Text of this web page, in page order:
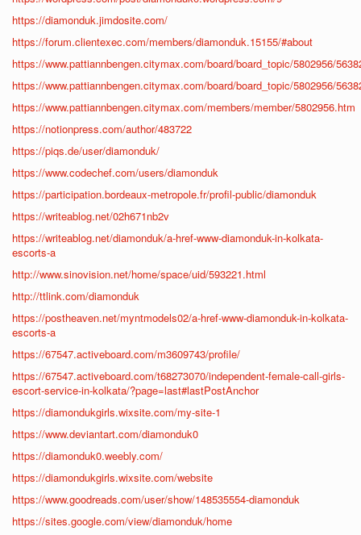
https://diamonduk.jimdosite.com/
https://forum.clientexec.com/members/diamonduk.15155/#about
https://www.pattiannbengen.citymax.com/board/board_topic/5802956/
https://www.pattiannbengen.citymax.com/board/board_topic/5802956/
https://www.pattiannbengen.citymax.com/members/member/5802956.htm
https://notionpress.com/author/483722
https://piqs.de/user/diamonduk/
https://www.codechef.com/users/diamonduk
https://participation.bordeaux-metropole.fr/profil-public/diamonduk
https://writeablog.net/02h671nb2v
https://writeablog.net/diamonduk/a-href-www-diamonduk-in-kolkata-
escorts-a
http://www.sinovision.net/home/space/uid/593221.html
http://ttlink.com/diamonduk
https://postheaven.net/myntmodels02/a-href-www-diamonduk-in-kolkata-
escorts-a
https://67547.activeboard.com/m3609743/profile/
https://67547.activeboard.com/t68273070/independent-female-call-girls-
escort-service-in-kolkata/?page=last#lastPostAnchor
https://diamondukgirls.wixsite.com/my-site-1
https://www.deviantart.com/diamonduk0
https://diamonduk0.weebly.com/
https://diamondukgirls.wixsite.com/website
https://www.goodreads.com/user/show/148535554-diamonduk
https://sites.google.com/view/diamonduk/home